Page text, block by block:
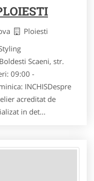
Ploiesti
Scaeni, str.
09:00 -
INCHISDespre
acreditat de
in det...